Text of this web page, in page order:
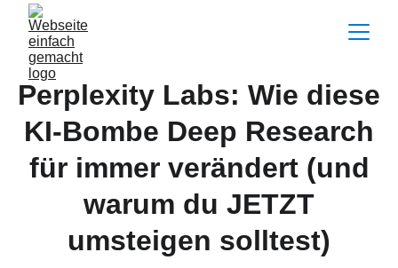
Perplexity Labs: Wie diese
KI-Bombe Deep Research
für immer verändert (und
warum du JETZT
umsteigen solltest)